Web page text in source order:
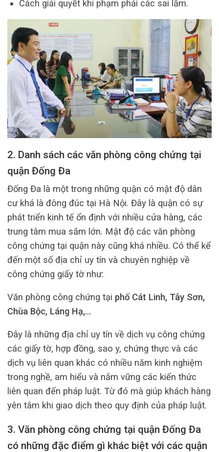
Cách giải quyết khi phạm phải các sai lầm.
2. Danh sách các văn phòng công chứng tại
quận Đống Đa
Đống Đa là một trong những quận có mật độ dân
cư khá là đông đúc tại Hà Nội. Đây là quận có sự
phát triển kinh tế ổn định với nhiều cửa hàng, các
trung tâm mua sắm lớn. Mật độ các văn phòng
công chứng tại quận này cũng khá nhiều. Có thể kể
đến một số địa chỉ uy tín và chuyên nghiệp về
công chứng giấy tờ như:
Văn phòng công chứng tại phố Cát Linh, Tây Sơn,
Chùa Bộc, Láng Hạ,…
Đây là những địa chỉ uy tín về dịch vụ công chứng
các giấy tờ, hợp đồng, sao y, chứng thực và các
dịch vụ liên quan khác có nhiều năm kinh nghiệm
trong nghề, am hiểu và nắm vững các kiến thức
liên quan đến pháp luật. Từ đó mà giúp khách hàng
yên tâm khi giao dịch theo quy định của pháp luật.
3. Văn phòng công chứng tại quận Đống Đa
có những đặc điểm gì khác biệt với các quận